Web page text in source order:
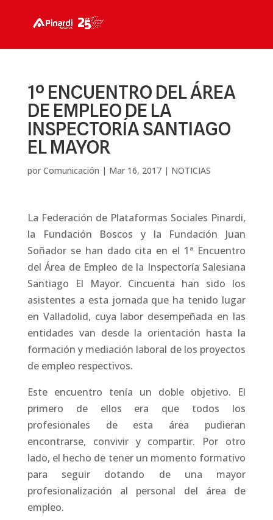
1º ENCUENTRO DEL ÁREA
DE EMPLEO DE LA
INSPECTORÍA SANTIAGO
EL MAYOR
por Comunicación | Mar 16, 2017| NOTICIAS
La Federación de Plataformas Sociales Pinardi,
la Fundación Boscos y la Fundación Juan
Soñador se han dado cita en el 1ª Encuentro
del Área de Empleo de la Inspectoría Salesiana
Santiago El Mayor. Cincuenta han sido los
asistentes a esta jornada que ha tenido lugar
en Valladolid, cuya labor desempeñada en las
entidades van desde la orientación hasta la
formación y mediación laboral de los proyectos
de empleo respectivos.
Este encuentro tenía un doble objetivo. El
primero de ellos era que todos los
profesionales de esta área pudieran
encontrarse, convivir y compartir. Por otro
lado, el hecho de tener un momento formativo
para seguir dotando de una mayor
profesionalización al personal del área de
empleo.